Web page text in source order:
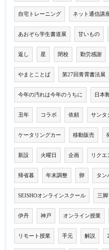
自宅トレーニング ネット通信講
あおぞら学生書道展 甘いもの
返し 星 閉校 勤労感謝
やまとことば 第27回青霄書法展
今年の汚れは今年のうちに 日本
丑年 コラボ 依頼 サンタ
ケータリングカー 移動販売
新設 火曜日 企画 リクエ
帰省暮 年末調整 卵 タン
SEISHOオンラインスクール 三脚
伊丹 神戸 オンライン授業
リモート授業 手元 解説